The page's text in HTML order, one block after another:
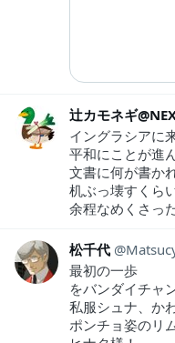
イングラシアに
平和にことが進
文書に何が書か
机ぶっ壊すくら
余程なめくさっ
松千代
最初の一歩
をバンダイチャ
私服シュナ、か
ポンチョ姿のリ